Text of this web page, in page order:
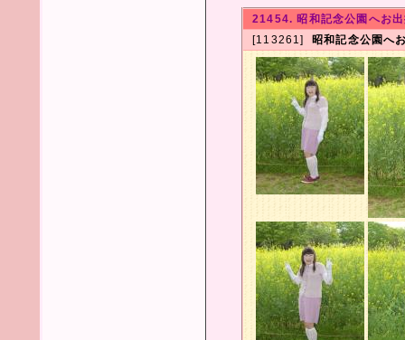
21454. 昭和記念公園へお
[113261] 昭和記念公園へ